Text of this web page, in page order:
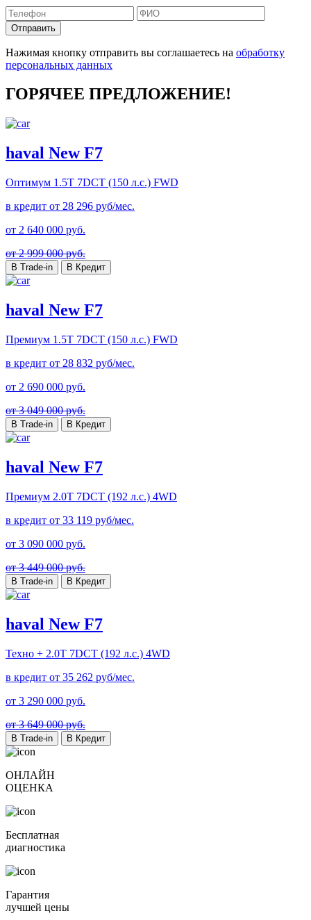
Отправить
Нажимая кнопку отправить вы соглашаетесь на обработку
персональных данных
ГОРЯЧЕЕ ПРЕДЛОЖЕНИЕ!
haval New F7
Оптимум 1.5T 7DCT (150 л.с.) FWD
в кредит от 28 296 руб/мес.
от 2 640 000 руб.
от 2 999 000 руб.
В Trade-in В Кредит
haval New F7
Премиум 1.5T 7DCT (150 л.с.) FWD
в кредит от 28 832 руб/мес.
от 2 690 000 руб.
от 3 049 000 руб.
В Trade-in В Кредит
haval New F7
Премиум 2.0T 7DCT (192 л.с.) 4WD
в кредит от 33 119 руб/мес.
от 3 090 000 руб.
от 3 449 000 руб.
В Trade-in В Кредит
haval New F7
Техно + 2.0T 7DCT (192 л.с.) 4WD
в кредит от 35 262 руб/мес.
от 3 290 000 руб.
от 3 649 000 руб.
В Trade-in В Кредит
ОНЛАЙН
ОЦЕНКА
Бесплатная
диагностика
Гарантия
лучшей цены